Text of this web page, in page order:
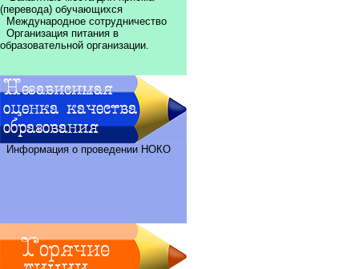
(перевода) обучающихся
Международное сотрудничество
Организация питания в
образовательной организации.
Информация о проведении НОКО